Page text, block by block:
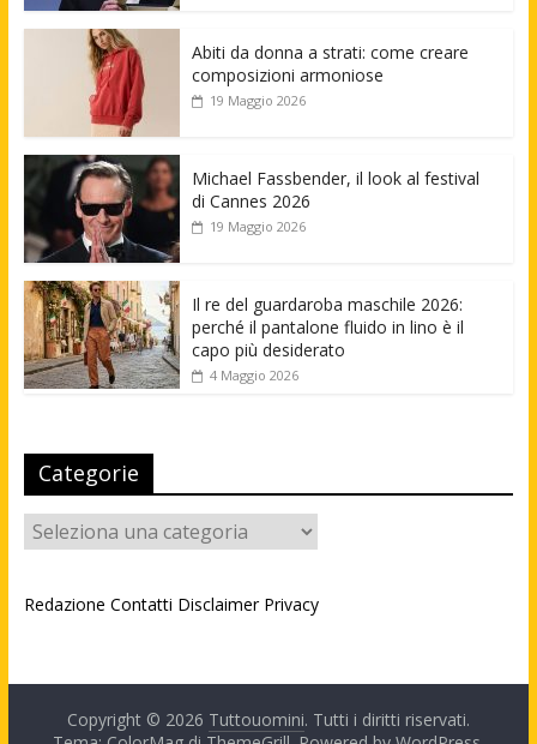
Abiti da donna a strati: come creare
composizioni armoniose
19 Maggio 2026
Michael Fassbender, il look al festival
di Cannes 2026
19 Maggio 2026
Il re del guardaroba maschile 2026:
perché il pantalone fluido in lino è il
capo più desiderato
4 Maggio 2026
Categorie
Categorie
Redazione Contatti Disclaimer Privacy
Copyright © 2026 Tuttouomini. Tutti i diritti riservati.